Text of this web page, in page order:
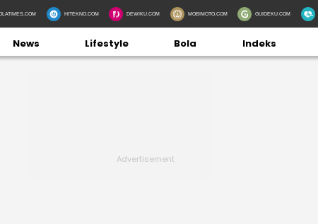
HITEKNO.COM DEWIKU.COM MOBIMOTO.COM GUIDEKU.COM
News Lifestyle Bola Indeks